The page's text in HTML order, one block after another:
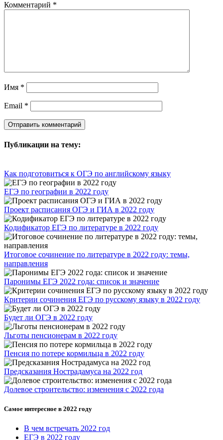
Комментарий *
Имя *
Email *
Публикации на тему:
Как подготовиться к ОГЭ по английскому языку
ЕГЭ по географии в 2022 году
Проект расписания ОГЭ и ГИА в 2022 году
Кодификатор ЕГЭ по литературе в 2022 году
Итоговое сочинение по литературе в 2022 году: темы,
направления
Паронимы ЕГЭ 2022 года: список и значение
Критерии сочинения ЕГЭ по русскому языку в 2022 году
Будет ли ОГЭ в 2022 году
Льготы пенсионерам в 2022 году
Пенсия по потере кормильца в 2022 году
Предсказания Нострадамуса на 2022 год
Долевое строительство: изменения с 2022 года
Самое интересное в 2022 году
В чем встречать 2022 год
ЕГЭ в 2022 году